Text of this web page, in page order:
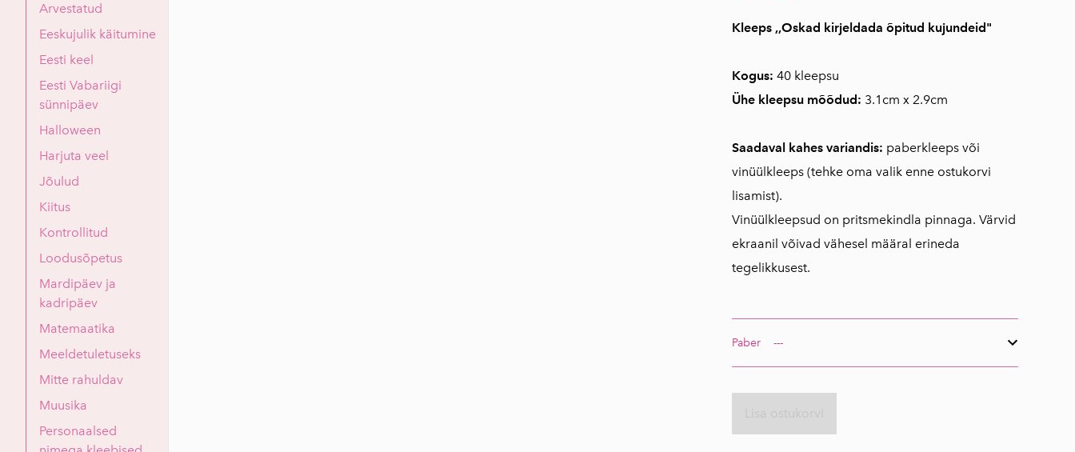
Arvestatud
Eeskujulik käitumine
Eesti keel
Eesti Vabariigi
sünnipäev
Halloween
Harjuta veel
Jõulud
Kiitus
Kontrollitud
Loodusõpetus
Mardipäev ja
kadripäev
Matemaatika
Meeldetuletuseks
Mitte rahuldav
Muusika
Personaalsed
Kleeps ,,Oskad kirjeldada õpitud kujundeid"
Kogus: 40 kleepsu
Ühe kleepsu mõõdud: 3.1cm x 2.9cm
Saadaval kahes variandis: paberkleeps või
vinüülkleeps (tehke oma valik enne ostukorvi
lisamist).
Vinüülkleepsud on pritsmekindla pinnaga. Värvid
ekraanil võivad vähesel määral erineda
tegelikkusest.
Paber